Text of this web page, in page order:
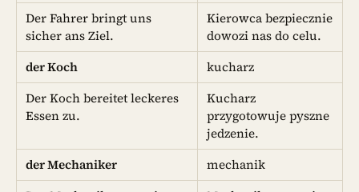
Der Fahrer bringt uns
sicher ans Ziel.
Kierowca bezpiecznie
dowozi nas do celu.
der Koch
kucharz
Der Koch bereitet leckeres
Essen zu.
Kucharz
przygotowuje pyszne
jedzenie.
der Mechaniker
mechanik